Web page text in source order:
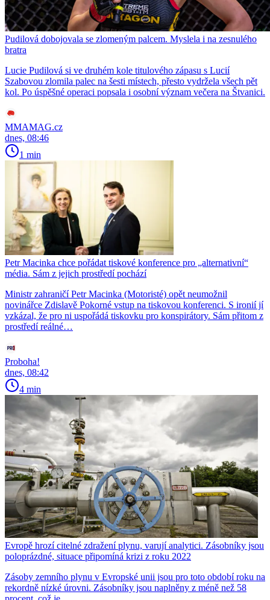
Pudilová dobojovala se zlomeným palcem. Myslela i na zesnulého
bratra
Lucie Pudilová si ve druhém kole titulového zápasu s Lucií
Szabovou zlomila palec na šesti místech, přesto vydržela všech pět
kol. Po úspěšné operaci popsala i osobní význam večera na Štvanici.
MMAMAG.cz
dnes, 08:46
1 min
Petr Macinka chce pořádat tiskové konference pro „alternativní“
média. Sám z jejich prostředí pochází
Ministr zahraničí Petr Macinka (Motoristé) opět neumožnil
novinářce Zdislavě Pokorné vstup na tiskovou konferenci. S ironií jí
vzkázal, že pro ni uspořádá tiskovku pro konspirátory. Sám přitom z
prostředí reálné…
Proboha!
dnes, 08:42
4 min
Evropě hrozí citelné zdražení plynu, varují analytici. Zásobníky jsou
poloprázdné, situace připomíná krizi z roku 2022
Zásoby zemního plynu v Evropské unii jsou pro toto období roku na
rekordně nízké úrovni. Zásobníky jsou naplněny z méně než 58